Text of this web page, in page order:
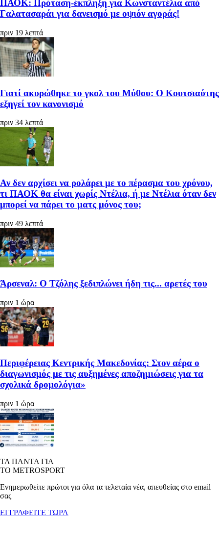
ΠΑΟΚ: Πρόταση-έκπληξη για Κωνσταντέλια από
Γαλατασαράι για δανεισμό με οψιόν αγοράς!
πριν 19 λεπτά
Γιατί ακυρώθηκε το γκολ του Μύθου: Ο Κουτσιαύτης
εξηγεί τον κανονισμό
πριν 34 λεπτά
Αν δεν αρχίσει να ρολάρει με το πέρασμα του χρόνου,
τι ΠΑΟΚ θα είναι χωρίς Ντέλια, ή με Ντέλια όταν δεν
μπορεί να πάρει το ματς μόνος του;
πριν 49 λεπτά
Άρσεναλ: Ο Τζόλης ξεδιπλώνει ήδη τις... αρετές του
πριν 1 ώρα
Περιφέρειας Κεντρικής Μακεδονίας: Στον αέρα ο
διαγωνισμός με τις αυξημένες αποζημιώσεις για τα
σχολικά δρομολόγια»
πριν 1 ώρα
ΤΑ ΠΑΝΤΑ ΓΙΑ
ΤΟ METROSPORT
Ενημερωθείτε πρώτοι για όλα τα τελεταία νέα, απευθείας στο email
σας
ΕΓΓΡΑΦΕΙΤΕ ΤΩΡΑ